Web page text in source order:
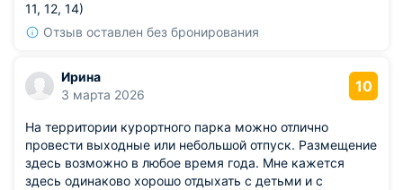
11, 12, 14)
Отзыв оставлен без бронирования
Ирина
3 марта 2026
10
На территории курортного парка можно отлично
провести выходные или небольшой отпуск. Размещение
здесь возможно в любое время года. Мне кажется
здесь одинаково хорошо отдыхать с детьми и с